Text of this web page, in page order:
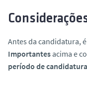
Antes da candidatura,
Importantes acima e
período de